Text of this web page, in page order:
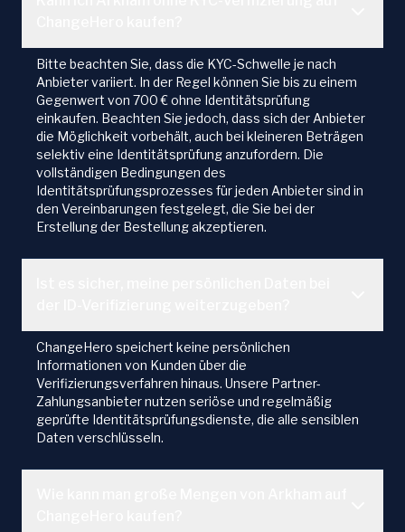
Bitte beachten Sie, dass die KYC-Schwelle je nach
Anbieter variiert. In der Regel können Sie bis zu einem
Gegenwert von 700 € ohne Identitätsprüfung
einkaufen. Beachten Sie jedoch, dass sich der Anbieter
die Möglichkeit vorbehält, auch bei kleineren Beträgen
selektiv eine Identitätsprüfung anzufordern. Die
vollständigen Bedingungen des
Identitätsprüfungsprozesses für jeden Anbieter sind in
den Vereinbarungen festgelegt, die Sie bei der
Erstellung der Bestellung akzeptieren.
ChangeHero speichert keine persönlichen
Informationen von Kunden über die
Verifizierungsverfahren hinaus. Unsere Partner-
Zahlungsanbieter nutzen seriöse und regelmäßig
geprüfte Identitätsprüfungsdienste, die alle sensiblen
Daten verschlüsseln.